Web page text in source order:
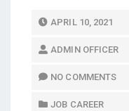
P
T
APRIL 10, 2021
ADMIN OFFICER
NO COMMENTS
JOB CAREER